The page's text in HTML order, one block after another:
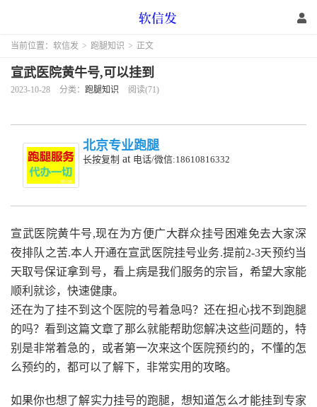
当前位置： 软信发 > 跑腿知识 > 正文
宣武医院黄牛号,可以挂到
2023-10-28 分类： 跑腿知识 阅读(71)
北京专业跑腿
长按复制 at 电话/微信:18610816332
宣武医院黄牛号,现在为方便广大群众挂号困难免去大家深
夜排队之苦.本人开通在宣武医院挂号业务.提前2-3天预约当
天取号保证拿到号，看上病是我们服务的宗旨，希望大家能
顺利就诊，快速健康。
还在为了挂不到这个医院的号着急吗？还在担心找不到跑腿
的吗？看到这篇文章了那么就能帮助您解决这些问题的，特
别是非常着急的，或者第一次来这个医院预约的，不懂的怎
么预约的，都可以了解下，非常实用的攻略。
如果你也想了解实力挂号的跑腿，想知道怎么才能挂到专家